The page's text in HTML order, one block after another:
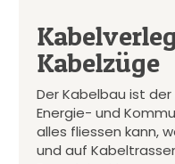
Kabelzüge
Der Kabelbau ist
Energie- und
alles fliessen kann,
und auf